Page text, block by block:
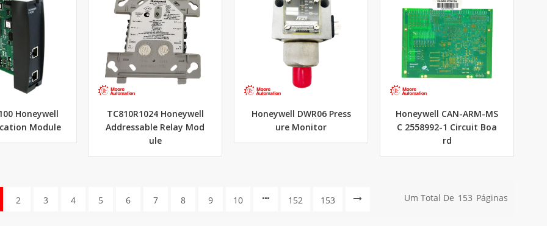
Honeywell
Module
TC810R1024 Honeywell
Addressable Relay Mod
ule
Honeywell DWR06 Press
ure Monitor
Honeywell CAN-ARM-MS
C 2558992-1 Circuit Boa
rd
2 3 4 5 6 7 8 9 10 152 153 Um Total De 153 Páginas